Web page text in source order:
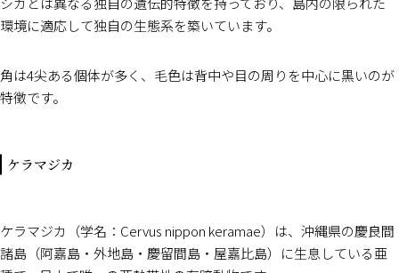
環境に適応して独自の生態系を築いています。
角は4尖ある個体が多く、毛色は背中や目の周りを中心に黒いのが
特徴です。
ケラマジカ
ケラマジカ（学名：Cervus nippon keramae）は、沖縄県の慶良間
諸島（阿嘉島・外地島・慶留間島・屋嘉比島）に生息している亜